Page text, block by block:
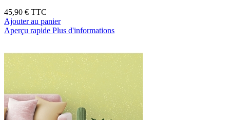
45,90 € TTC
Ajouter au panier
Aperçu rapide Plus d'informations